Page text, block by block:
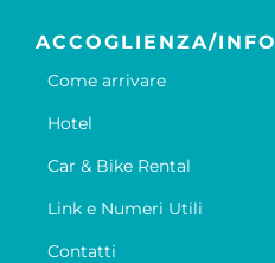
ACCOGLIENZA/INFO
Come arrivare
Hotel
Car & Bike Rental
Link e Numeri Utili
Contatti